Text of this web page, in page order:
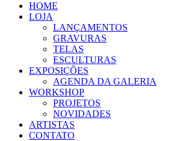
HOME
LOJA
LANÇAMENTOS
GRAVURAS
TELAS
ESCULTURAS
EXPOSIÇÕES
AGENDA DA GALERIA
WORKSHOP
PROJETOS
NOVIDADES
ARTISTAS
CONTATO